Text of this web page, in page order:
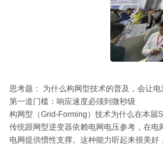
思考题： 为什么构网型技术的普及，会让
第一道门槛：响应速度必须到微秒级
构网型（Grid-Forming）技术为什么在本届
传统跟网型逆变器依赖电网电压参考，在
电网提供惯性支撑。这种能力听起来很美好